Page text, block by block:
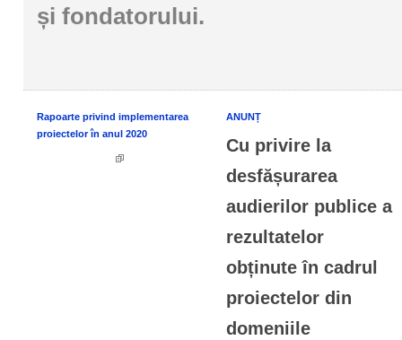
și fondatorului.
Rapoarte privind implementarea
proiectelor în anul 2020
ANUNȚ
Cu privire la
desfășurarea
audierilor publice a
rezultatelor
obținute în cadrul
proiectelor din
domeniile